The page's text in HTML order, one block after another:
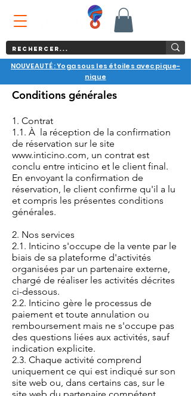
NOUVEAUTÉ : Yoga sous les étoiles avec pique-
nique
Conditions générales
1. Contrat
1.1. À la réception de la confirmation
de réservation sur le site
www.inticino.com , un contrat est
conclu entre inticino et le client final.
En envoyant la confirmation de
réservation, le client confirme qu'il a lu
et compris les présentes conditions
générales.
2. Nos services
2.1. Inticino s'occupe de la vente par le
biais de sa plateforme d'activités
organisées par un partenaire externe,
chargé de réaliser les activités décrites
ci-dessous.
2.2. Inticino gère le processus de
paiement et toute annulation ou
remboursement mais ne s'occupe pas
des questions liées aux activités, sauf
indication explicite.
2.3. Chaque activité comprend
uniquement ce qui est indiqué sur son
site web ou, dans certains cas, sur le
site web du partenaire compétent.